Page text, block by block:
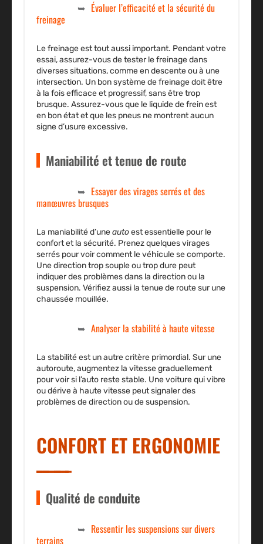
Évaluer l’efficacité et la sécurité du
freinage
Le freinage est tout aussi important. Pendant votre
essai, assurez-vous de tester le freinage dans
diverses situations, comme en descente ou à une
intersection. Un bon système de freinage doit être
à la fois efficace et progressif, sans être trop
brusque. Assurez-vous que le liquide de frein est
en bon état et que les pneus ne montrent aucun
signe d’usure excessive.
Maniabilité et tenue de route
Essayer des virages serrés et des
manœuvres brusques
La maniabilité d’uneautoest essentielle pour le
confort et la sécurité. Prenez quelques virages
serrés pour voir comment le véhicule se comporte.
Une direction trop souple ou trop dure peut
indiquer des problèmes dans la direction ou la
suspension. Vérifiez aussi la tenue de route sur une
chaussée mouillée.
Analyser la stabilité à haute vitesse
La stabilité est un autre critère primordial. Sur une
autoroute, augmentez la vitesse graduellement
pour voir si l’auto reste stable. Une voiture qui vibre
ou dérive à haute vitesse peut signaler des
problèmes de direction ou de suspension.
CONFORT ET ERGONOMIE
Qualité de conduite
Ressentir les suspensions sur divers
terrains